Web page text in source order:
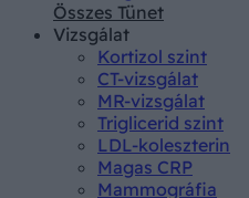
Összes Tünet
Vizsgálat
Kortizol szint
CT-vizsgálat
MR-vizsgálat
Triglicerid szint
LDL-koleszterin
Magas CRP
Mammográfia